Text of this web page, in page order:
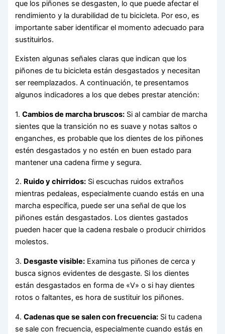
que los piñones se desgasten, lo que puede afectar el
rendimiento y la durabilidad de tu bicicleta. Por eso, es
importante saber identificar el momento adecuado para
sustituirlos.
Existen algunas señales claras que indican que los
piñones de tu bicicleta están desgastados y necesitan
ser reemplazados. A continuación, te presentamos
algunos indicadores a los que debes prestar atención:
1.Cambios de marcha bruscos: Si al cambiar de marcha
sientes que la transición no es suave y notas saltos o
enganches, es probable que los dientes de los piñones
estén desgastados y no estén en buen estado para
mantener una cadena firme y segura.
2. Ruido y chirridos: Si escuchas ruidos extraños
mientras pedaleas, especialmente cuando estás en una
marcha específica, puede ser una señal de que los
piñones están desgastados. Los dientes gastados
pueden hacer que la cadena resbale o producir chirridos
molestos.
3. Desgaste visible: Examina tus piñones de cerca y
busca signos evidentes de desgaste. Si los dientes
están desgastados en forma de «V» o si hay dientes
rotos o faltantes, es hora de sustituir los piñones.
4.Cadenas que se salen con frecuencia: Si tu cadena
se sale con frecuencia, especialmente cuando estás en